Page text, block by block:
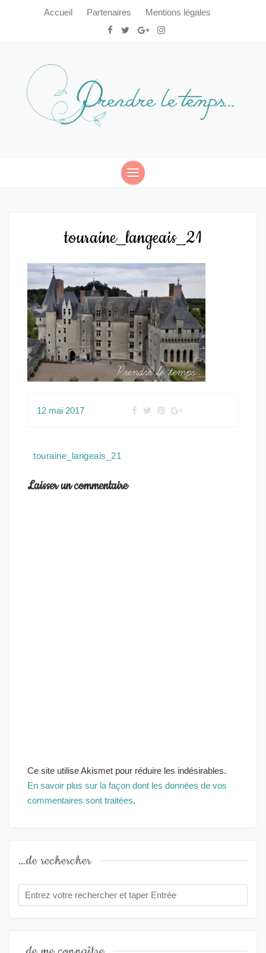
Accueil Partenaires Mentions légales
touraine_langeais_21
12 mai 2017
Navigation
l’article
touraine_langeais_21
Laisser un commentaire
Ce site utilise Akismet pour réduire les indésirables.
En savoir plus sur la façon dont les données de vos
commentaires sont traitées.
…de rechercher